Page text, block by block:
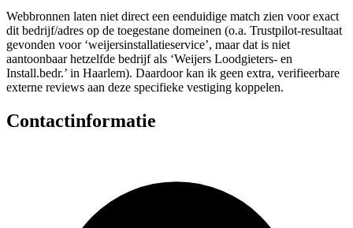
Webbronnen laten niet direct een eenduidige match zien voor exact
dit bedrijf/adres op de toegestane domeinen (o.a. Trustpilot-resultaat
gevonden voor ‘weijersinstallatieservice’, maar dat is niet
aantoonbaar hetzelfde bedrijf als ‘Weijers Loodgieters- en
Install.bedr.’ in Haarlem). Daardoor kan ik geen extra, verifieerbare
externe reviews aan deze specifieke vestiging koppelen.
Contactinformatie